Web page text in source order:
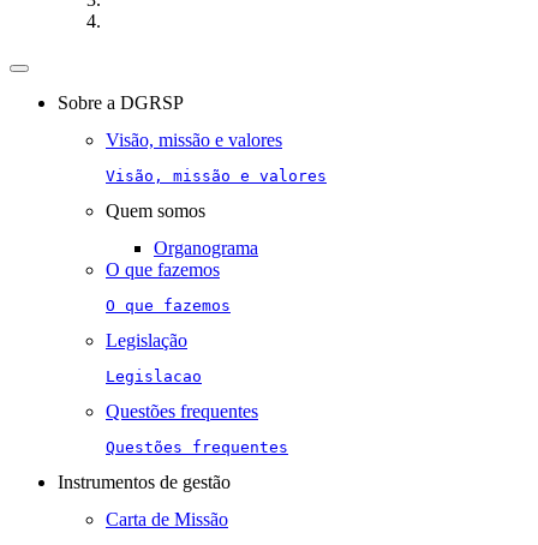
Toggle
navigationSobre a DGRSP
Visão, missão e valores
Visão, missão e valores
Quem somos
Organograma
O que fazemos
O que fazemos
Legislação
Legislacao
Questões frequentes
Questões frequentes
Instrumentos de gestão
Carta de Missão